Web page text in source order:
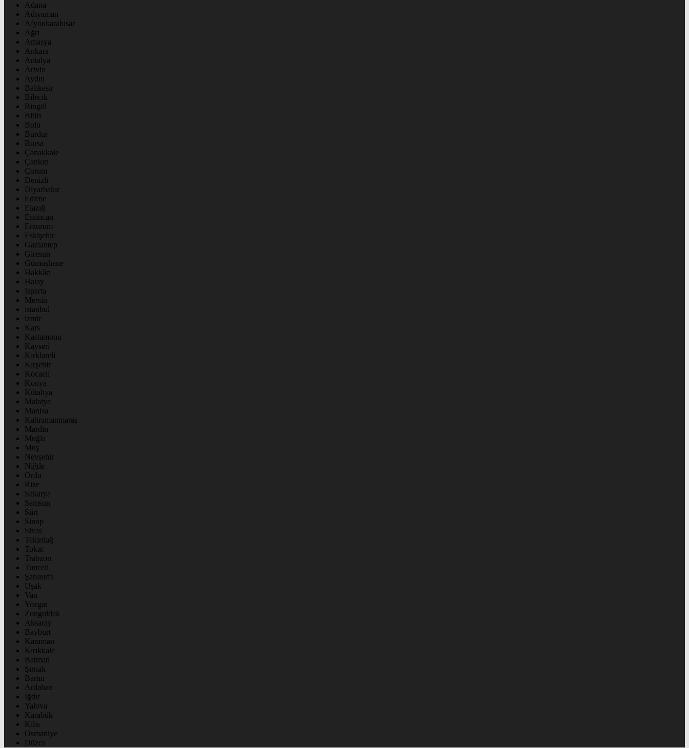
Adana
Adıyaman
Afyonkarahisar
Ağrı
Amasya
Ankara
Antalya
Artvin
Aydın
Balıkesir
Bilecik
Bingöl
Bitlis
Bolu
Burdur
Bursa
Çanakkale
Çankırı
Çorum
Denizli
Diyarbakır
Edirne
Elazığ
Erzincan
Erzurum
Eskişehir
Gaziantep
Giresun
Gümüşhane
Hakkâri
Hatay
Isparta
Mersin
istanbul
izmir
Kars
Kastamonu
Kayseri
Kırklareli
Kırşehir
Kocaeli
Konya
Kütahya
Malatya
Manisa
Kahramanmaraş
Mardin
Muğla
Muş
Nevşehir
Niğde
Ordu
Rize
Sakarya
Samsun
Siirt
Sinop
Sivas
Tekirdağ
Tokat
Trabzon
Tunceli
Şanlıurfa
Uşak
Van
Yozgat
Zonguldak
Aksaray
Bayburt
Karaman
Kırıkkale
Batman
Şırnak
Bartın
Ardahan
Iğdır
Yalova
Karabük
Kilis
Osmaniye
Düzce